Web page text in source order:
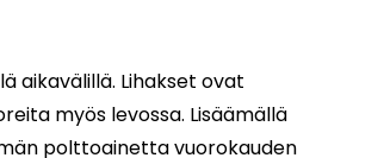
aikavälillä. Lihakset ovat
myös levossa. Lisäämällä
polttoainetta vuorokauden